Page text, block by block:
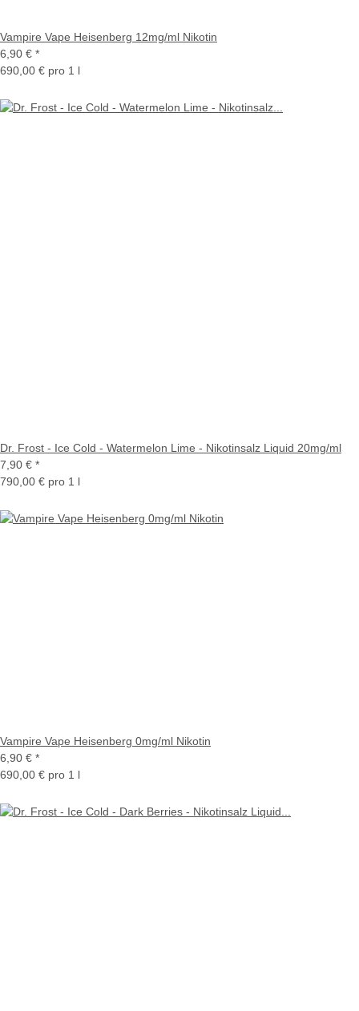
Vampire Vape Heisenberg 12mg/ml Nikotin
6,90 € *
690,00 € pro 1 l
Dr. Frost - Ice Cold - Watermelon Lime - Nikotinsalz Liquid 20mg/ml
7,90 € *
790,00 € pro 1 l
Vampire Vape Heisenberg 0mg/ml Nikotin
6,90 € *
690,00 € pro 1 l